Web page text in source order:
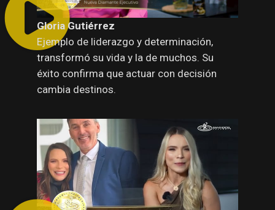
Gloria Gutiérrez
Ejemplo de liderazgo y determinación,
transformó su vida y la de muchos. Su
éxito confirma que actuar con decisión
cambia destinos.